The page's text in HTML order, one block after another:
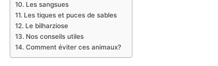
Les sangsues
Les tiques et puces de sables
Le bilharziose
Nos conseils utiles
Comment éviter ces animaux?